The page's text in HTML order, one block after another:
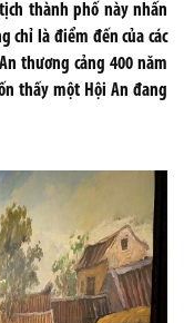
thành phố này nhấn
chỉ là điểm đến của các
thương cảng 400 năm
thấy một Hội An đang